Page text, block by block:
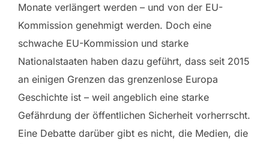
Monate verlängert werden – und von der EU-
Kommission genehmigt werden. Doch eine
schwache EU-Kommission und starke
Nationalstaaten haben dazu geführt, dass seit 2015
an einigen Grenzen das grenzenlose Europa
Geschichte ist – weil angeblich eine starke
Gefährdung der öffentlichen Sicherheit vorherrscht.
Eine Debatte darüber gibt es nicht, die Medien, die